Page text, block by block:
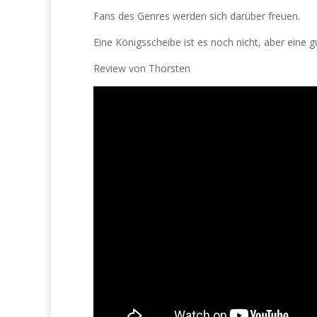
Fans des Genres werden sich darüber freuen.
Eine Königsscheibe ist es noch nicht, aber eine
Review von Thorsten